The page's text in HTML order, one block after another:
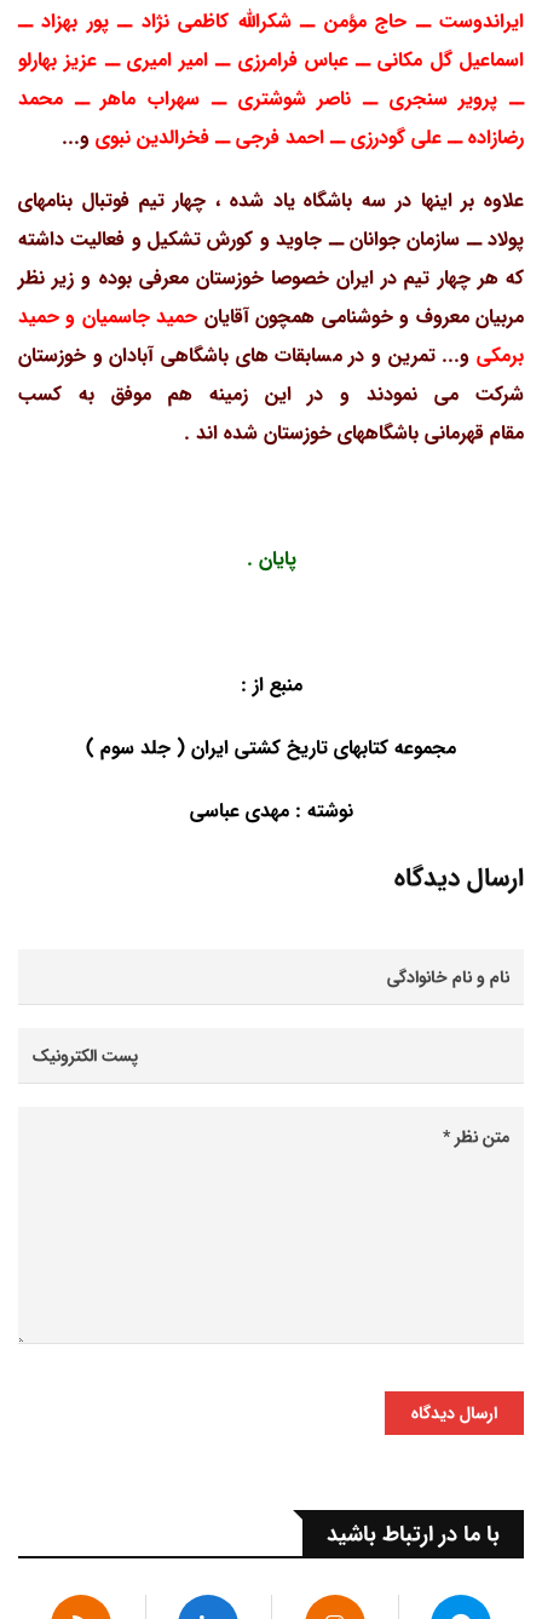
ایراندوست ــ حاج مؤمن ــ شکرالله کاظمی نژاد ــ پور بهزاد ــ
اسماعیل گل مکانی ــ عباس فرامرزی ــ امیر امیری ــ عزیز بهارلو
ــ پرویر سنجری ــ ناصر شوشتری ــ سهراب ماهر ــ محمد
رضازاده ــ علی گودرزی ــ احمد فرجی ــ فخرالدین نبویو...
علاوه بر اینها در سه باشگاه یاد شده ، چهار تیم فوتبال بنامهای
پولاد ــ سازمان جوانان ــ جاوید و کورش تشکیل و فعالیت داشته
که هر چهار تیم در ایران خصوصا خوزستان معرفی بوده و زیر نظر
مربیان معروف و خوشنامی همچون آقایان حمید جاسمیان و حمید
برمکی و... تمرین و در مسابقات های باشگاهی آبادان و خوزستان
شرکت می نمودند و در این زمینه هم موفق به کسب
مقام قهرمانی باشگاههای خوزستان شده اند .
پایان .
منبع از :
مجموعه کتابهای تاریخ کشتی ایران ( جلد سوم )
نوشته : مهدی عباسی
ارسال دیدگاه
ارسال دیدگاه
با ما در ارتباط باشید